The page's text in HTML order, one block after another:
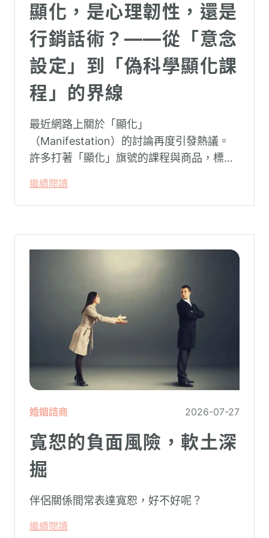
顯化，是心理韌性，還是
行銷話術？——從「意念
設定」到「偽科學顯化課
程」的界線
最近網路上關於「顯化」
（Manifestation）的討論再度引發熱議。
許多打著「顯化」旗號的課程與商品，標榜
能吸引財富、關係與健康。這類論述聽起來
療癒，卻經常缺乏實證基礎，甚至可能對正
繼續閱讀
婚姻諮商 2026-07-27
寬恕的負面風險，軟土深
掘
伴侶關係間常表達寬恕，好不好呢？
繼續閱讀